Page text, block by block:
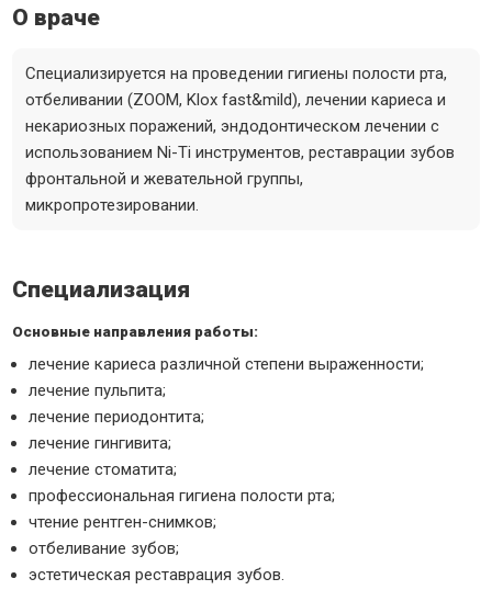
О враче
Специализируется на проведении гигиены полости рта,
отбеливании (ZOOM, Klox fast&mild), лечении кариеса и
некариозных поражений, эндодонтическом лечении с
использованием Ni-Ti инструментов, реставрации зубов
фронтальной и жевательной группы,
микропротезировании.
Специализация
Основные направления работы:
лечение кариеса различной степени выраженности;
лечение пульпита;
лечение периодонтита;
лечение гингивита;
лечение стоматита;
профессиональная гигиена полости рта;
чтение рентген-снимков;
отбеливание зубов;
эстетическая реставрация зубов.